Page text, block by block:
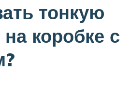
тонкую
коробке с